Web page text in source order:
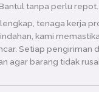
tanpa perlu repot.
tenaga kerja
kami
Setiap pengiriman
agar barang tidak